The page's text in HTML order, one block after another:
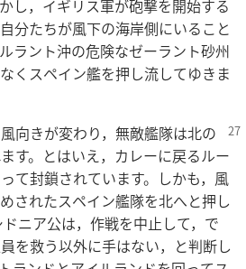
し，イギリス軍が砲撃を開始する
分たちが風下の海岸側にいること
ラント沖の危険なゼーラント砂州
くスペイン艦を押し流してゆきま
向きが変わり，無敵艦隊は北の
す。とはいえ，カレーに戻るルー
て封鎖されています。しかも，風
されたスペイン艦隊を北へと押し
ニア公は，作戦を中止して，で
を救う以外に手はない，と判断し